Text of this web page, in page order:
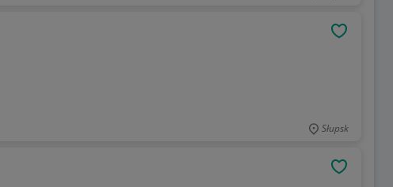
Słupsk